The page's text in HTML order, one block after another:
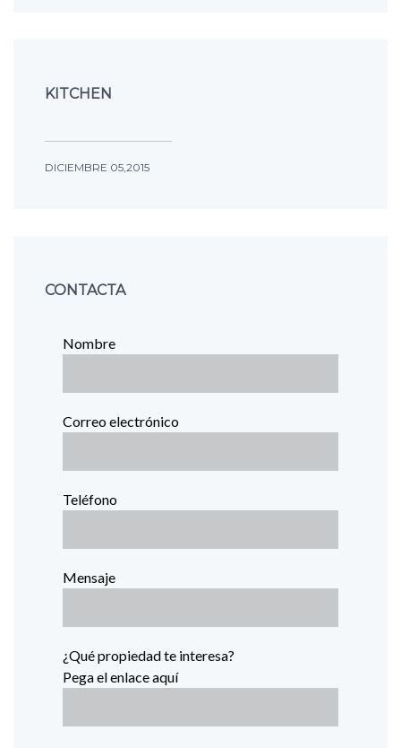
KITCHEN
DICIEMBRE 05,2015
CONTACTA
Nombre
Correo electrónico
Teléfono
Mensaje
¿Qué propiedad te interesa?
Pega el enlace aquí